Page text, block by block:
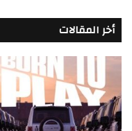
أخر المقالات